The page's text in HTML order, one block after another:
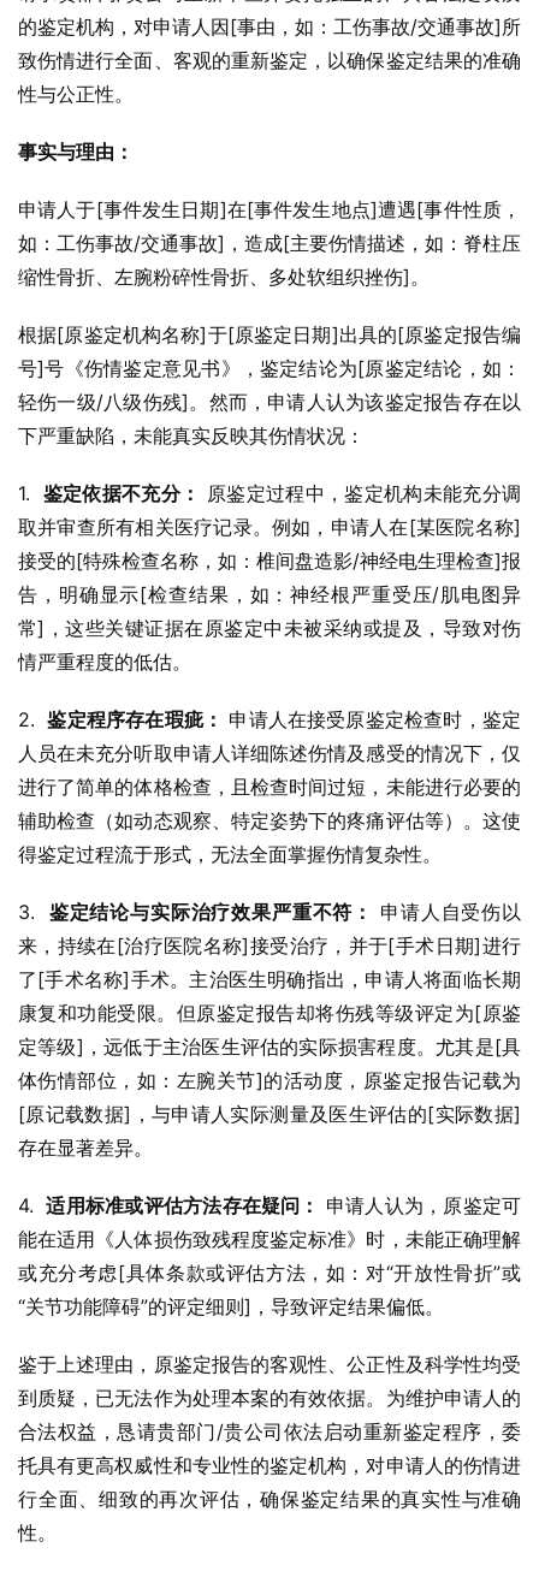
的鉴定机构，对申请人因[事由，如：工伤事故/交通事故]所
致伤情进行全面、客观的重新鉴定，以确保鉴定结果的准确
性与公正性。
事实与理由：
申请人于[事件发生日期]在[事件发生地点]遭遇[事件性质，
如：工伤事故/交通事故]，造成[主要伤情描述，如：脊柱压
缩性骨折、左腕粉碎性骨折、多处软组织挫伤]。
根据[原鉴定机构名称]于[原鉴定日期]出具的[原鉴定报告编
号]号《伤情鉴定意见书》，鉴定结论为[原鉴定结论，如：
轻伤一级/八级伤残]。然而，申请人认为该鉴定报告存在以
下严重缺陷，未能真实反映其伤情状况：
1. 鉴定依据不充分：
原鉴定过程中，鉴定机构未能充分调
取并审查所有相关医疗记录。例如，申请人在[某医院名称]
接受的[特殊检查名称，如：椎间盘造影/神经电生理检查]报
告，明确显示[检查结果，如：神经根严重受压/肌电图异
常]，这些关键证据在原鉴定中未被采纳或提及，导致对伤
情严重程度的低估。
2. 鉴定程序存在瑕疵： 申请人在接受原鉴定检查时，鉴定
人员在未充分听取申请人详细陈述伤情及感受的情况下，仅
进行了简单的体格检查，且检查时间过短，未能进行必要的
辅助检查（如动态观察、特定姿势下的疼痛评估等）。这使
得鉴定过程流于形式，无法全面掌握伤情复杂性。
3. 鉴定结论与实际治疗效果严重不符：
申请人自受伤以
来，持续在[治疗医院名称]接受治疗，并于[手术日期]进行
了[手术名称]手术。主治医生明确指出，申请人将面临长期
康复和功能受限。但原鉴定报告却将伤残等级评定为[原鉴
定等级]，远低于主治医生评估的实际损害程度。尤其是[具
体伤情部位，如：左腕关节]的活动度，原鉴定报告记载为
[原记载数据]，与申请人实际测量及医生评估的[实际数据]
存在显著差异。
4. 适用标准或评估方法存在疑问：
申请人认为，原鉴定可
能在适用《人体损伤致残程度鉴定标准》时，未能正确理解
或充分考虑[具体条款或评估方法，如：对“开放性骨折”或
“关节功能障碍”的评定细则]，导致评定结果偏低。
鉴于上述理由，原鉴定报告的客观性、公正性及科学性均受
到质疑，已无法作为处理本案的有效依据。为维护申请人的
合法权益，恳请贵部门/贵公司依法启动重新鉴定程序，委
托具有更高权威性和专业性的鉴定机构，对申请人的伤情进
行全面、细致的再次评估，确保鉴定结果的真实性与准确
性。